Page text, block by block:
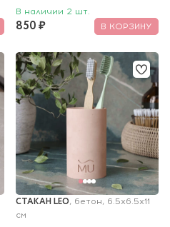
В наличии 2 шт.
850 ₽ В КОРЗИНУ
СТАКАН LEO, бетон, 6.5x6.5х11
см